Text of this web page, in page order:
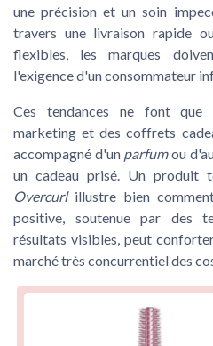
une précision et un soin
travers une livraison rapide
flexibles, les marques
l'exigence d'un consommateur
Ces tendances ne font que
marketing et des coffrets
accompagné d'un parfumou
un cadeau prisé. Un produit
Overcurlillustre bien
positive, soutenue par des
résultats visibles, peut
marché très concurrentiel des